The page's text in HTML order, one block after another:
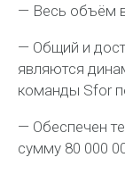
— Весь объём
— Общий и
являются
команды Sfor
— Обеспечен
сумму 80 000